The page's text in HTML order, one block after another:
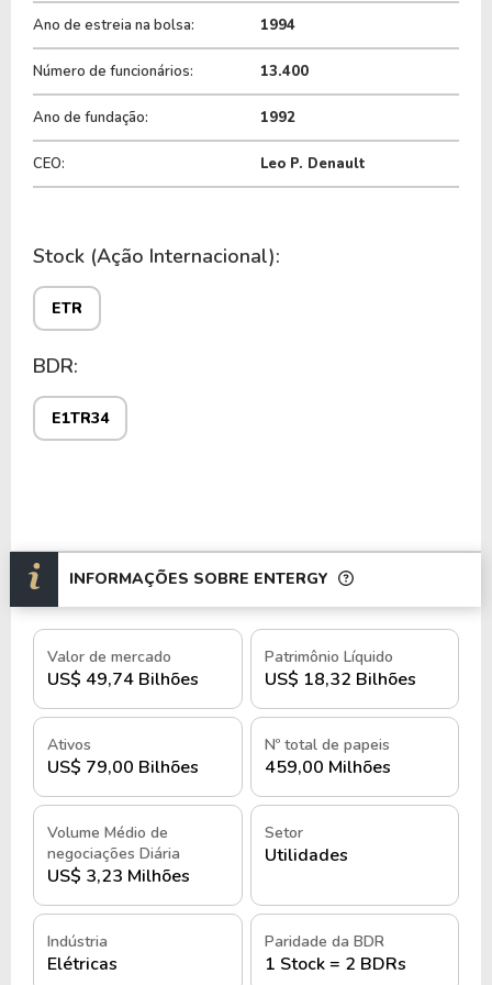
Ano de estreia na bolsa: 1994
Número de funcionários: 13.400
Ano de fundação: 1992
CEO: Leo P. Denault
Stock (Ação Internacional):
ETR
BDR:
E1TR34
INFORMAÇÕES SOBRE ENTERGY
Valor de mercado
US$ 49,74 Bilhões
Patrimônio Líquido
US$ 18,32 Bilhões
Ativos
US$ 79,00 Bilhões
Nº total de papeis
459,00 Milhões
Volume Médio de
negociações Diária
US$ 3,23 Milhões
Setor
Utilidades
Indústria
Elétricas
Paridade da BDR
1 Stock = 2 BDRs